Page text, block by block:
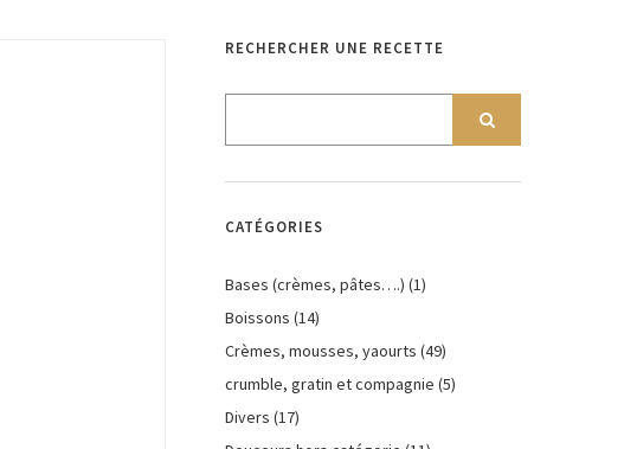
RECHERCHER UNE RECETTE
CATÉGORIES
Bases (crèmes, pâtes….) (1)
Boissons (14)
Crèmes, mousses, yaourts (49)
crumble, gratin et compagnie (5)
Divers (17)